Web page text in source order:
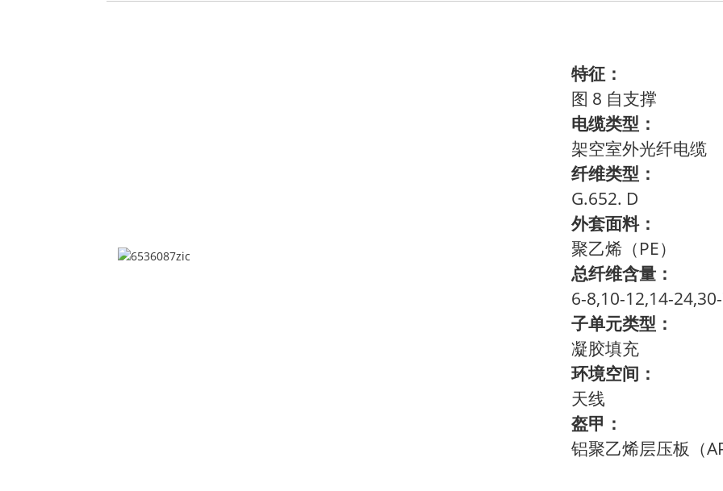
特征：
图 8 自支撑
电缆类型：
架空室外光纤电缆
纤维类型：
G.652. D
外套面料：
聚乙烯（PE）
总纤维含量：
6-8,10-12,14-
子单元类型：
凝胶填充
环境空间：
天线
盔甲：
铝聚乙烯层压板（